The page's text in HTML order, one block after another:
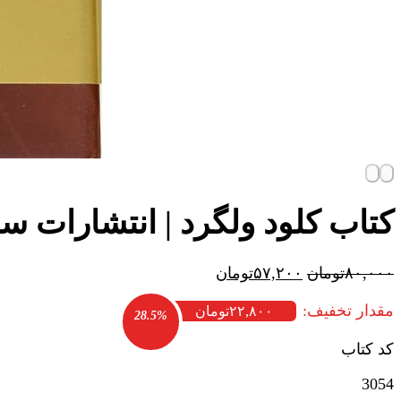
کتاب کلود ولگرد | انتشارات
۸۰,۰۰۰تومان قیمت
۸۰,۰۰۰تومان
۵۷,۲۰۰تومان
۵۷,۲۰۰تومان.
مقدار تخفیف: ۲۲,۸۰۰تومان 28.5%
کد کتاب
3054